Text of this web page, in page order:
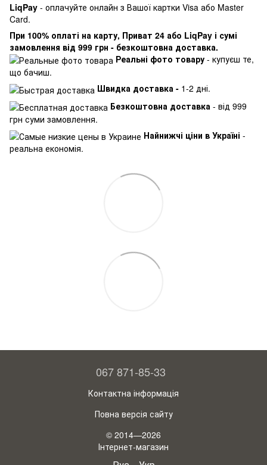
LiqPay - оплачуйте онлайн з Вашої картки Visa або Master
Card.
При 100% оплаті на карту, Приват 24 або LiqPay і сумі
замовлення від 999 грн - безкоштовна доставка.
Реальні фото товару - купуєш те,
що бачиш.
Швидка доставка - 1-2 дні.
Безкоштовна доставка - від 999
грн суми замовлення.
Найнижчі ціни в Україні -
реальна економія.
067 871-85-33
Контактна інформація
Повна версія сайту
© 2014—2026
Інтернет-магазин